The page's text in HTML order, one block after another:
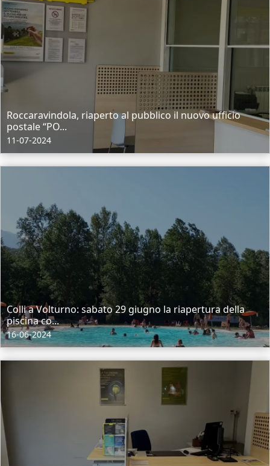
Roccaravindola, riaperto al pubblico il nuovo ufficio
postale “PO...
11-07-2024
Colli a Volturno: sabato 29 giugno la riapertura della
piscina co...
16-06-2024